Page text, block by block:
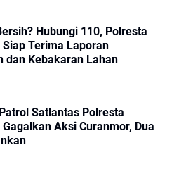
Hubungi 110, Polresta
Terima Laporan
dan Kebakaran Lahan
Satlantas Polresta
Aksi Curanmor, Dua